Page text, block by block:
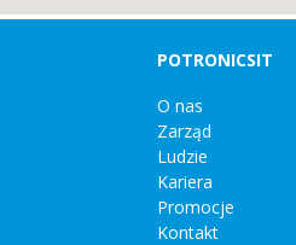
POTRONICSIT
O nas
Zarząd
Ludzie
Kariera
Promocje
Kontakt